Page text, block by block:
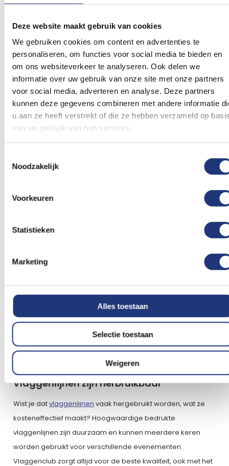
Deze website maakt gebruik van cookies
We gebruiken cookies om content en advertenties te
personaliseren, om functies voor social media te bieden en
om ons websiteverkeer te analyseren. Ook delen we
informatie over uw gebruik van onze site met onze partners
voor social media, adverteren en analyse. Deze partners
kunnen deze gegevens combineren met andere informatie
u aan ze heeft verstrekt of die ze hebben verzameld op
van uw gebruik van hun services.
Noodzakelijk
Voorkeuren
Statistieken
Marketing
Alles toestaan
Selectie toestaan
Weigeren
Vlaggenlijnen bieden verschillende voordelen voor
feestelijke evenementen en promotiedoeleinden.
Daarom is een vlaggenlijn bedrukken met je eigen
kleuren, logo of boodschap zo leuk! Vlaggenlijnen
zorgen direct voor een feestelijke sfeer. Door dit
soort vlaggen te bedrukken met vrolijke kleuren,
patronen of afbeeldingen die passen bij het
thema van je evenement, creëer je een
uitnodigende en feestelijke ambiance. Gasten
vlaggen bedrukken
? Vlaggenclub heeft een grote
met behulp van onze simpele online editor.
Promoot je merk of boodschap
Naast feestelijke gelegenheden kunnen bedrukte
promotiemateriaal voor je merk of boodschap.
Door je bedrijfsnaam, logo of een pakkende
boodschap op de vlaggen te drukken, vergroot je
de zichtbaarheid en merkbekendheid. Dit is vooral
effectief op beurzen, festivals en andere
evenementen waar veel mensen samenkomen.
Vlaggenlijnen zijn herbruikbaar
Wist je datvlaggenlijnen vaak hergebruikt worden, wat ze
kosteneffectief maakt? Hoogwaardige bedrukte
vlaggenlijnen zijn duurzaam en kunnen meerdere keren
worden gebruikt voor verschillende evenementen.
Vlaggenclub zorgt altijd voor de beste kwaliteit, ook met het